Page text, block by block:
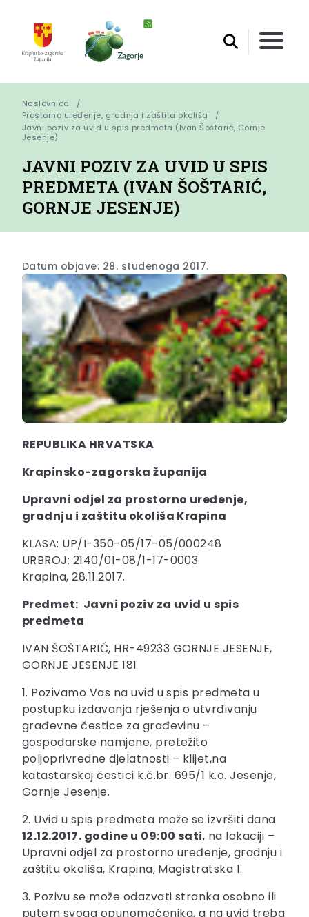
Naslovnica
Prostorno uređenje, gradnja i zaštita okoliša
Javni poziv za uvid u spis predmeta (Ivan Šoštarić, Gornje
Jesenje)
JAVNI POZIV ZA UVID U SPIS
PREDMETA (IVAN ŠOŠTARIĆ,
GORNJE JESENJE)
Datum objave: 28. studenoga 2017.
REPUBLIKA HRVATSKA
Krapinsko-zagorska županija
Upravni odjel za prostorno uređenje,
gradnju i zaštitu okoliša Krapina
KLASA: UP/I-350-05/17-05/000248
URBROJ: 2140/01-08/1-17-0003
Krapina, 28.11.2017.
Predmet: Javni poziv za uvid u spis
predmeta
IVAN ŠOŠTARIĆ, HR-49233 GORNJE JESENJE,
GORNJE JESENJE 181
1. Pozivamo Vas na uvid u spis predmeta u
postupku izdavanja rješenja o utvrđivanju
građevne čestice za građevinu –
gospodarske namjene, pretežito
poljoprivredne djelatnosti – klijet,na
katastarskoj čestici k.č.br. 695/1 k.o. Jesenje,
Gornje Jesenje.
2. Uvid u spis predmeta može se izvršiti dana
12.12.2017. godine u 09:00 sati, na lokaciji –
Upravni odjel za prostorno uređenje, gradnju i
zaštitu okoliša, Krapina, Magistratska 1.
3. Pozivu se može odazvati stranka osobno ili
putem svoga opunomoćenika, a na uvid treba